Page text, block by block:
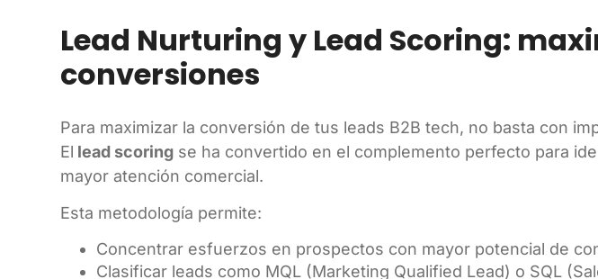
Lead Nurturing y Lead Scoring:
conversiones
Para maximizar la conversión de tus leads B2B tech, no basta con
El lead scoring se ha convertido en el complemento perfecto para
mayor atención comercial.
Esta metodología permite:
Concentrar esfuerzos en prospectos con mayor potencial de
Clasificar leads como MQL (Marketing Qualified Lead) o SQL